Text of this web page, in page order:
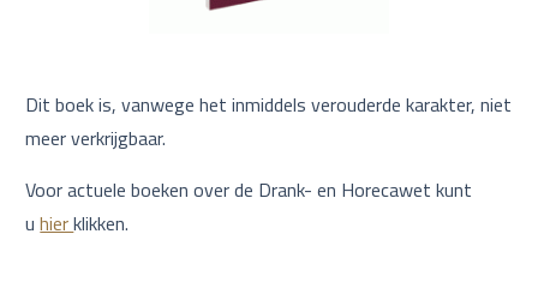
Dit boek is, vanwege het inmiddels verouderde karakter, niet
meer verkrijgbaar.
Voor actuele boeken over de Drank- en Horecawet kunt
uhierklikken.